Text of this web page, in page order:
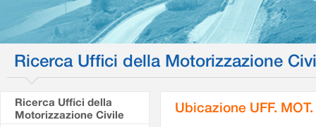
Ricerca Uffici della Motorizzazione
Ricerca Uffici della
Motorizzazione Civile
Ubicazione UFF.